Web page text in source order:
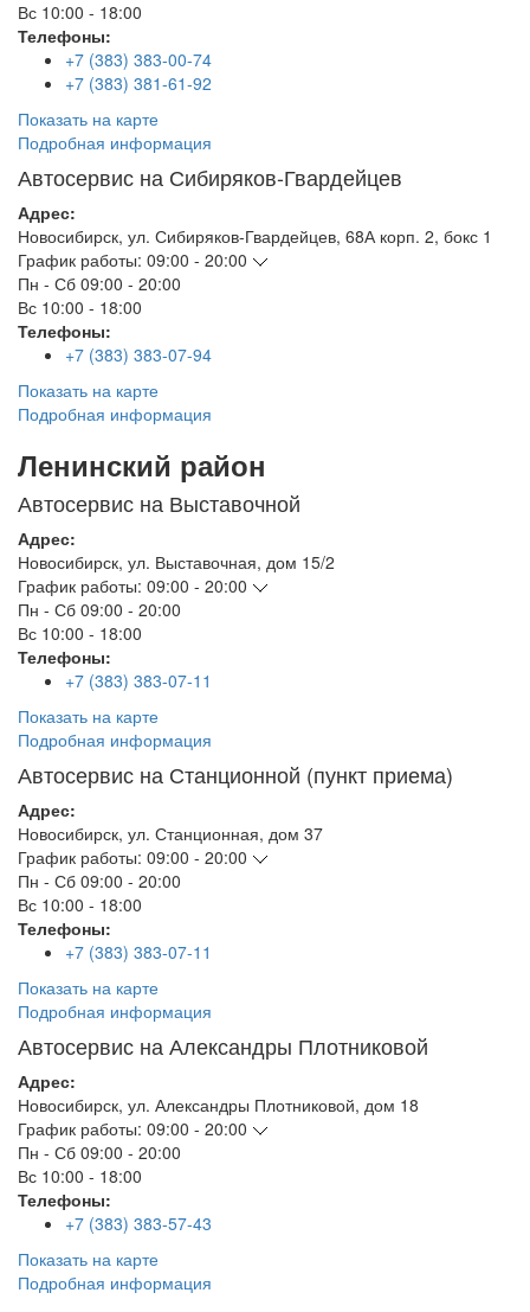
Вс 10:00 - 18:00
Телефоны:
+7 (383) 383-00-74
+7 (383) 381-61-92
Показать на карте
Подробная информация
Автосервис на Сибиряков-Гвардейцев
Адрес:
Новосибирск, ул. Сибиряков-Гвардейцев, 68А корп. 2, бокс 1
График работы: 09:00 - 20:00
Пн - Сб 09:00 - 20:00
Вс 10:00 - 18:00
Телефоны:
+7 (383) 383-07-94
Показать на карте
Подробная информация
Ленинский район
Автосервис на Выставочной
Адрес:
Новосибирск, ул. Выставочная, дом 15/2
График работы: 09:00 - 20:00
Пн - Сб 09:00 - 20:00
Вс 10:00 - 18:00
Телефоны:
+7 (383) 383-07-11
Показать на карте
Подробная информация
Автосервис на Станционной (пункт приема)
Адрес:
Новосибирск, ул. Станционная, дом 37
График работы: 09:00 - 20:00
Пн - Сб 09:00 - 20:00
Вс 10:00 - 18:00
Телефоны:
+7 (383) 383-07-11
Показать на карте
Подробная информация
Автосервис на Александры Плотниковой
Адрес:
Новосибирск, ул. Александры Плотниковой, дом 18
График работы: 09:00 - 20:00
Пн - Сб 09:00 - 20:00
Вс 10:00 - 18:00
Телефоны:
+7 (383) 383-57-43
Показать на карте
Подробная информация